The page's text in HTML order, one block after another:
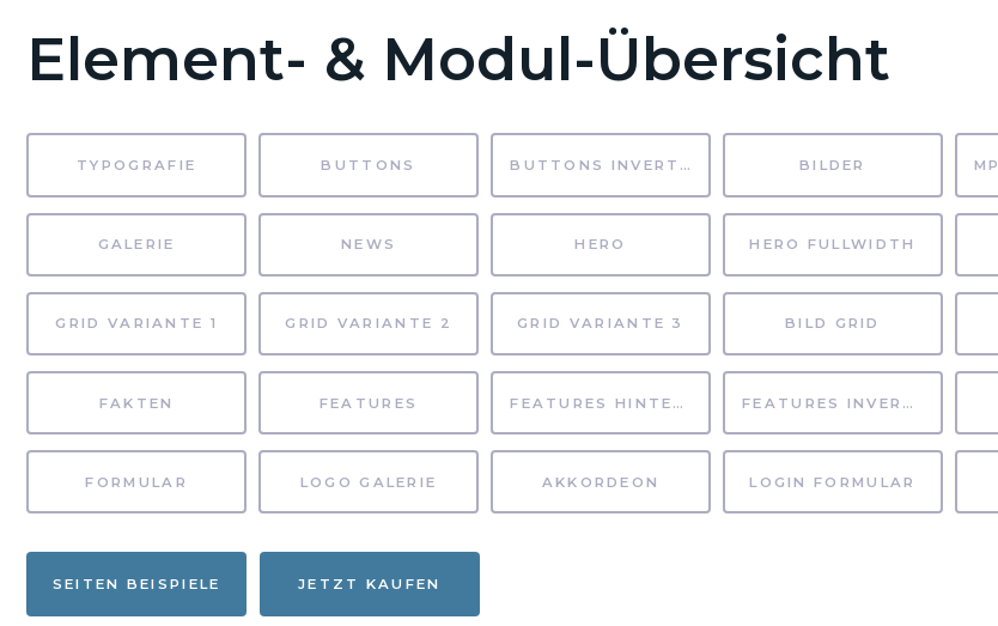
Element- & Modul-Übersicht
TYPOGRAFIE BUTTONS BUTTONS INVERTIERT BILDER
GALERIE NEWS HERO HERO FULLWIDTH
GRID VARIANTE 1 GRID VARIANTE 2 GRID VARIANTE 3 BILD GRID
FAKTEN FEATURES FEATURES HINTERGRUND FEATURES INVERTIERT
FORMULAR LOGO GALERIE AKKORDEON LOGIN FORMULAR
SEITEN BEISPIELE JETZT KAUFEN